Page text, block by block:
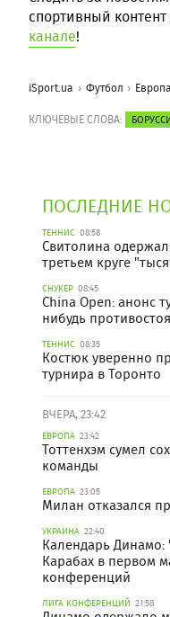
спортивный
канале!
iSport.ua Футбол Европа
КЛЮЧЕВЫЕ СЛОВА:
ПОСЛЕДНИЕ
ТЕННИС 08:58
Свитолина
третьем круге
СНУКЕР 08:45
China Open: анонс
нибудь
ТЕННИС 08:35
Костюк уверенно
турнира в Торонто
ВЧЕРА, 23:42
ЕВРОПА 23:42
Тоттенхэм сумел
команды
ЕВРОПА 23:05
Милан отказался
УКРАИНА 22:40
Календарь
Карабах в первом
конференций
ЛИГА КОНФЕРЕНЦИЙ 21:58